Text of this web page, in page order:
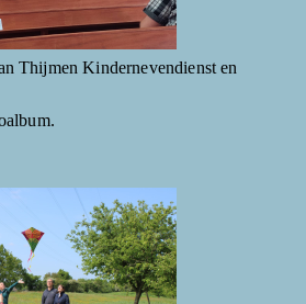
Thijmen Kindernevendienst en